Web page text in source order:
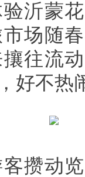
沂蒙
场随
往流
好不热
攒动